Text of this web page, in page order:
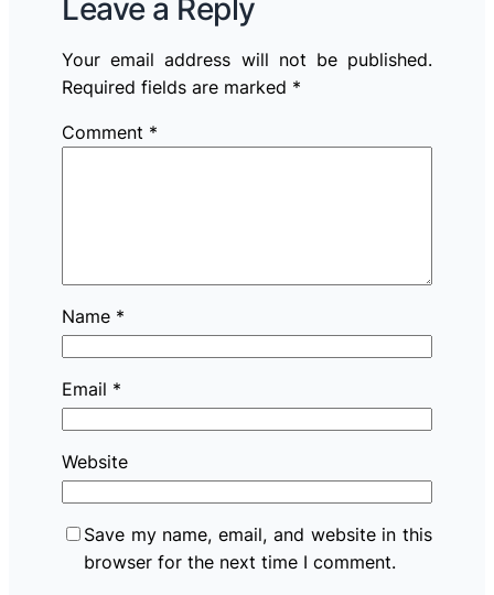
Leave a Reply
Your email address will not be published.
Required fields are marked *
Comment *
Name *
Email *
Website
Save my name, email, and website in this
browser for the next time I comment.